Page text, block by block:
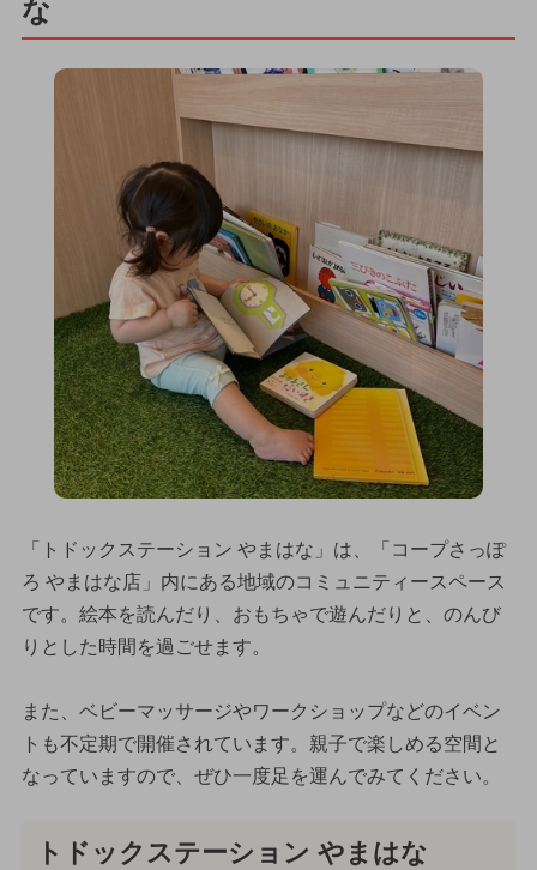
な
「トドックステーション やまはな」は、「コープさっぽ
ろ やまはな店」内にある地域のコミュニティースペース
です。絵本を読んだり、おもちゃで遊んだりと、のんび
りとした時間を過ごせます。
また、ベビーマッサージやワークショップなどのイベン
トも不定期で開催されています。親子で楽しめる空間と
なっていますので、ぜひ一度足を運んでみてください。
トドックステーション やまはな